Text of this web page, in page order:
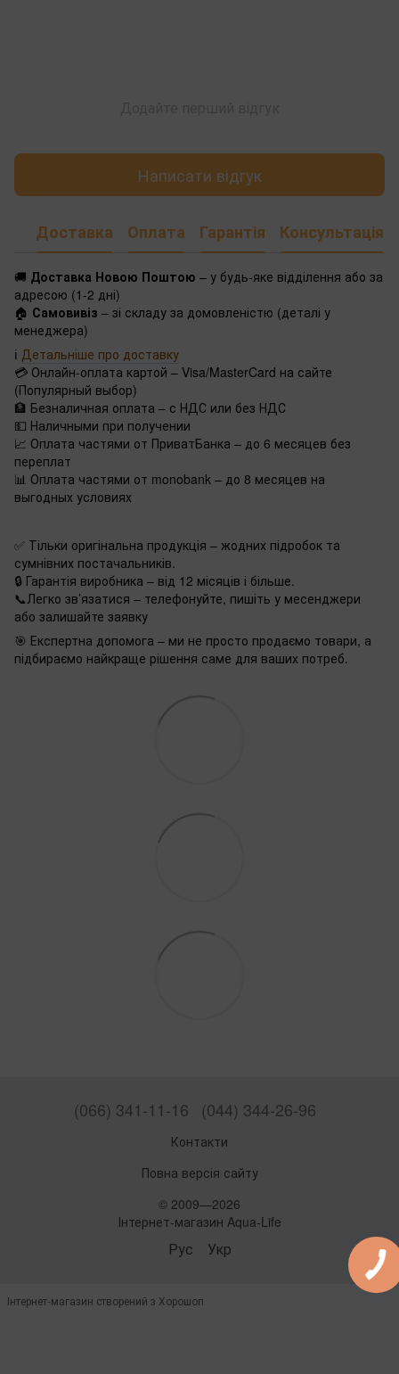
Написати відгук
Доставка Оплата Гарантія Консультація
🚚 Доставка Новою Поштою – у будь-яке відділення або за
адресою (1-2 дні)
🏠 Самовивіз – зі складу за домовленістю (деталі у
менеджера)
ℹ️ Детальніше про доставку
💳 Онлайн-оплата картой – Visa/MasterCard на сайте
(Популярный выбор)
🏦 Безналичная оплата – с НДС или без НДС
💵 Наличными при получении
📈 Оплата частями от ПриватБанка – до 6 месяцев без
переплат
📊 Оплата частями от monobank – до 8 месяцев на
выгодных условиях
✅ Тільки оригінальна продукція – жодних підробок та
сумнівних постачальників.
🔒 Гарантія виробника – від 12 місяців і більше.
📞Легко зв’язатися – телефонуйте, пишіть у месенджери
або залишайте заявку
🎯 Експертна допомога – ми не просто продаємо товари, а
підбираємо найкраще рішення саме для ваших потреб.
(066) 341-11-16 (044) 344-26-96
Контакти
Повна версія сайту
© 2009—2026
Інтернет-магазин Aqua-Life
Рус Укр
Інтернет-магазин створений з Хорошоп